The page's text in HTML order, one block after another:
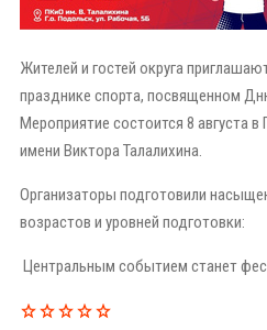
Жителей и гостей округа
празднике спорта, посвященном
Мероприятие состоится 8 августа
имени Виктора Талалихина.
Организаторы подготовили
возрастов и уровней подготовки:
Центральным событием станет